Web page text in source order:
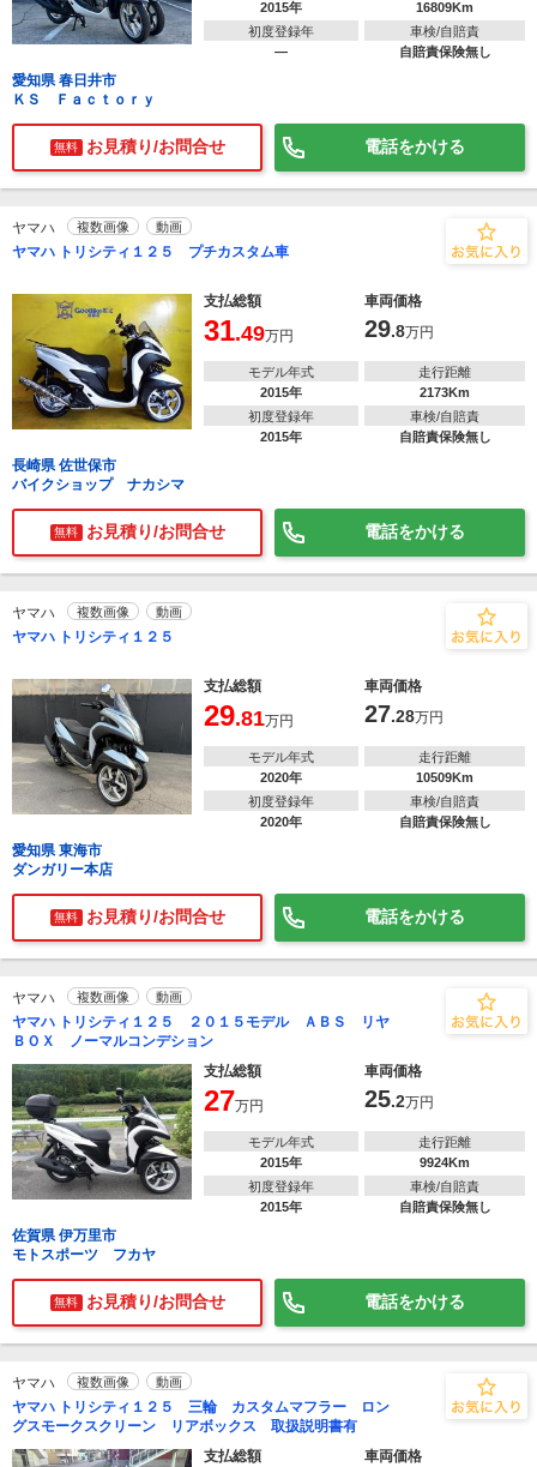
2015年
16809Km
初度登録年
―
車検/自賠責
自賠責保険無し
愛知県 春日井市
ＫＳ Ｆａｃｔｏｒｙ
無料 お見積り/お問合せ 電話をかける
ヤマハ 複数画像 動画
ヤマハ トリシティ１２５ プチカスタム車
支払総額 車両価格
31.49万円 29.8万円
モデル年式
2015年
走行距離
2173Km
初度登録年
2015年
車検/自賠責
自賠責保険無し
長崎県 佐世保市
バイクショップ ナカシマ
無料 お見積り/お問合せ 電話をかける
ヤマハ 複数画像 動画
ヤマハ トリシティ１２５
支払総額 車両価格
29.81万円 27.28万円
モデル年式
2020年
走行距離
10509Km
初度登録年
2020年
車検/自賠責
自賠責保険無し
愛知県 東海市
ダンガリー本店
無料 お見積り/お問合せ 電話をかける
ヤマハ 複数画像 動画
ヤマハ トリシティ１２５ ２０１５モデル ＡＢＳ リヤ
ＢＯＸ ノーマルコンデション
支払総額
車両価格
27万円 25.2万円
モデル年式
2015年
走行距離
9924Km
初度登録年
2015年
車検/自賠責
自賠責保険無し
佐賀県 伊万里市
モトスポーツ フカヤ
無料 お見積り/お問合せ 電話をかける
ヤマハ 複数画像 動画
ヤマハ トリシティ１２５ 三輪 カスタムマフラー ロン
グスモークスクリーン リアボックス 取扱説明書有
支払総額
車両価格